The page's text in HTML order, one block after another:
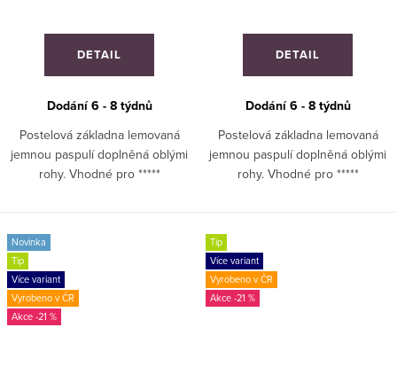
DETAIL
Dodání 6 - 8 týdnů
Postelová základna lemovaná
jemnou paspulí doplněná oblými
rohy. Vhodné pro *****
DETAIL
Dodání 6 - 8 týdnů
Postelová základna lemovaná
jemnou paspulí doplněná oblými
rohy. Vhodné pro *****
Novinka
Tip
Více variant
Vyrobeno v ČR
-21 %
Tip
Více variant
Vyrobeno v ČR
-21 %